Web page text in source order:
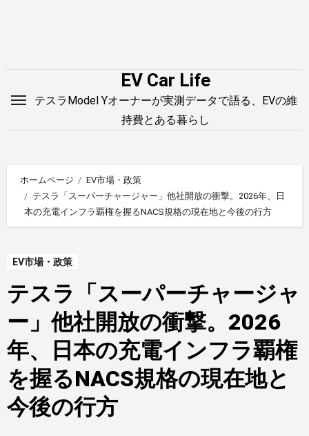
EV Car Life
テスラModel Yオーナーが実測データで語る、EVの維
持費とある暮らし
ホームページ
EV市場・政策
テスラ「スーパーチャージャー」他社開放の衝撃。2026年、日
本の充電インフラ覇権を握るNACS規格の現在地と今後の行方
EV市場・政策
テスラ「スーパーチャージャ
ー」他社開放の衝撃。2026
年、日本の充電インフラ覇権
を握るNACS規格の現在地と
今後の行方